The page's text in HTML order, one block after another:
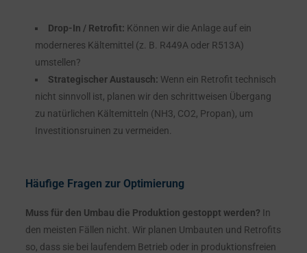
Drop-In / Retrofit: Können wir die Anlage auf ein
moderneres Kältemittel (z. B. R449A oder R513A)
umstellen?
Strategischer Austausch: Wenn ein Retrofit technisch
nicht sinnvoll ist, planen wir den schrittweisen Übergang
zu natürlichen Kältemitteln (NH3, CO2, Propan), um
Investitionsruinen zu vermeiden.
Häufige Fragen zur Optimierung
Muss für den Umbau die Produktion gestoppt werden? In
den meisten Fällen nicht. Wir planen Umbauten und Retrofits
so, dass sie bei laufendem Betrieb oder in produktionsfreien